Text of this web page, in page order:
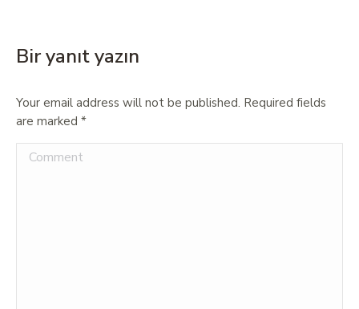
Bir yanıt yazın
Your email address will not be published. Required fields
are marked *
Comment